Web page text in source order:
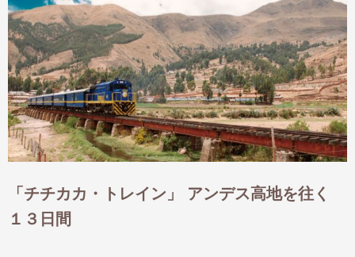
「チチカカ・トレイン」 アンデス高地を往く
１３日間